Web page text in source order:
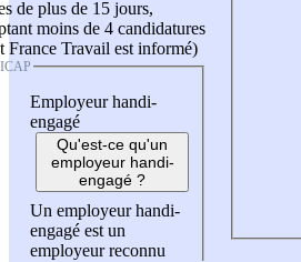
de plus de 15 jours,
moins de 4 candidatures
France Travail est informé)
Employeur handi-
engagé
Qu'est-ce qu'un
employeur handi-
engagé ?
Un employeur handi-
engagé est un
employeur reconnu